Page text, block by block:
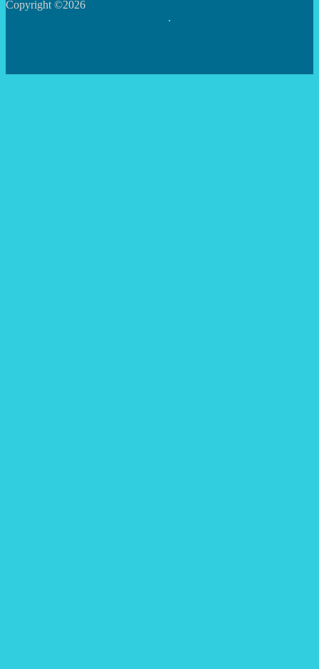
Copyright ©2026
.